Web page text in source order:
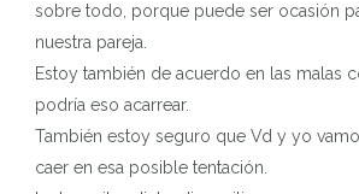
sobre todo, porque puede ser ocasión
nuestra pareja.
Estoy también de acuerdo en las malas
podría eso acarrear.
También estoy seguro que Vd y yo
caer en esa posible tentación.